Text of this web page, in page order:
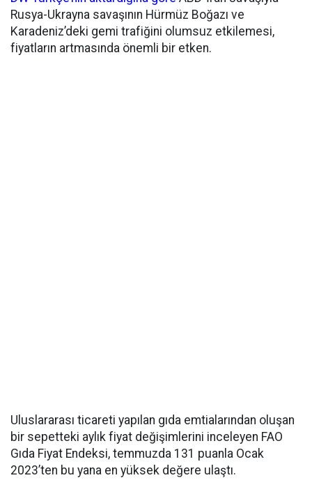
Rusya-Ukrayna savaşının Hürmüz Boğazı ve
Karadeniz’deki gemi trafiğini olumsuz etkilemesi,
fiyatların artmasında önemli bir etken.
Uluslararası ticareti yapılan gıda emtialarından oluşan
bir sepetteki aylık fiyat değişimlerini inceleyen FAO
Gıda Fiyat Endeksi, temmuzda 131 puanla Ocak
2023’ten bu yana en yüksek değere ulaştı.